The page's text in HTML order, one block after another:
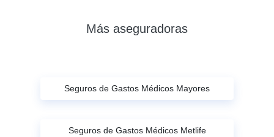
Más aseguradoras
Seguros de Gastos Médicos Mayores
Seguros de Gastos Médicos Metlife